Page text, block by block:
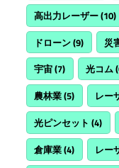
高出力レーザー(10)
ドローン(9) 災
宇宙(7) 光コム
農林業(5) レー
光ピンセット (4)
倉庫業(4) レー